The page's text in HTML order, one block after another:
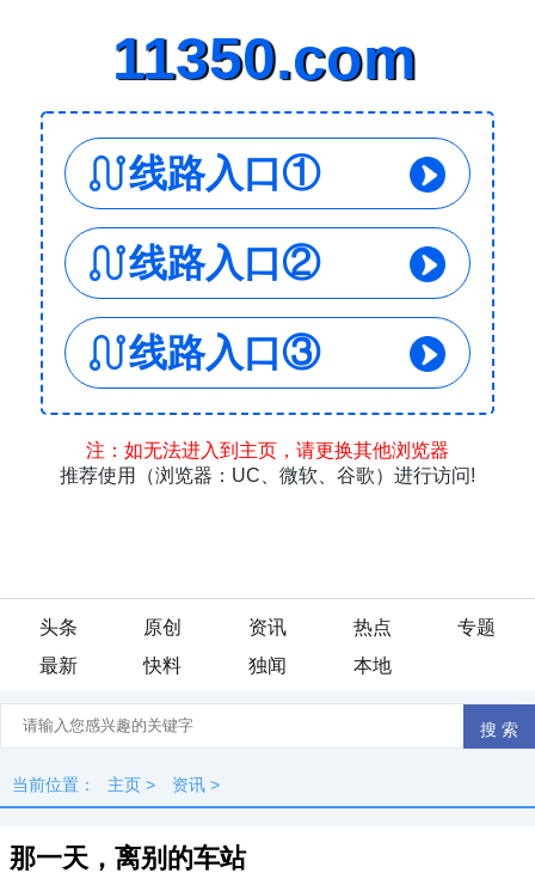
头条 原创 资讯 热点
专题
最新
快料 独闻 本地
当前位置： 主页 > 资讯 >
那一天，离别的车站